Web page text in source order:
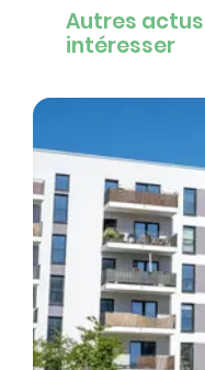
Autres
intéresser